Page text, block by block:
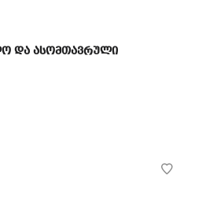
და ასომთავრული